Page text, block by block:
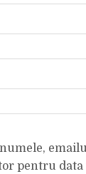
pentru data